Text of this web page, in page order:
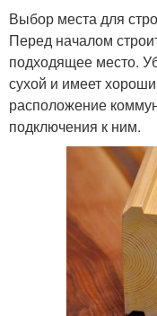
Выбор места для
Перед началом
подходящее место.
сухой и имеет
расположение
подключения к ним.